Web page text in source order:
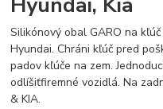
Silikónový obal GARO na
Hyundai. Chráni kľúč pred
padov kľúče na zem.
odlíšiťfiremné vozidlá. Na
& KIA.